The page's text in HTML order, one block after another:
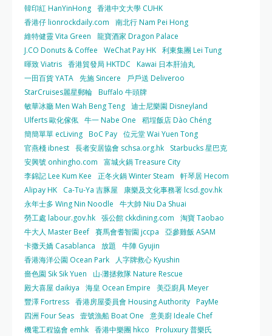
韓印紅 HanYinHong 香港中文大學 CUHK
香港仔 lionrockdaily.com
南北行 Nam Pei Hong
維特健靈 Vita Green
龍寶酒家 Dragon Palace
J.CO Donuts & Coffee
WeChat Pay HK 利東集團 Lei Tung
暉致 Viatris 香港貿發局 HKTDC
Kawai 日本肝油丸
一田百貨 YATA 先施 Sincere
戶戶送 Deliveroo
StarCruises麗星郵輪 Buffalo 牛頭牌
敏華冰廳 Men Wah Beng Teng 迪士尼樂園 Disneyland
Ulferts 歐化傢俬 牛一 Nabe One
稻埕飯店 Dào Chéng
簡簡單單 ecLiving BoC Pay 位元堂 Wai Yuen Tong
官燕棧 ibnest 長者安居協會 schsa.org.hk
Starbucks 星巴克
安興號 onhingho.com
富城火鍋 Treasure City
李錦記 Lee Kum Kee
正冬火鍋 Winter Steam
軒琴居 Hecom
Alipay HK
Ca-Tu-Ya 吉豚屋
康樂及文化事務署 lcsd.gov.hk
永年士多 Wing Nin Noodle
牛大帥 Niu Da Shuai
勞工處 labour.gov.hk 張公館 ckkdining.com
淘寶 Taobao
牛大人 Master Beef 賽馬會耆智園 jccpa
亞參雞飯 ASAM
卡撒天嬌 Casablanca
放題
牛陣 Gyujin
香港海洋公園 Ocean Park
人字牌救心 Kyushin
嗇色園 Sik Sik Yuen
山‧灘拯救隊 Nature Rescue
殿大喜屋 daikiya
海皇 Ocean Empire
美亞廚具 Meyer
豐澤 Fortress 香港房屋委員會 Housing Authority PayMe
四洲 Four Seas 壹號漁船 Boat One
意美廚 Ideale Chef
機電工程協會 emhk 香港中樂團 hkco
Proluxury 普樂氏